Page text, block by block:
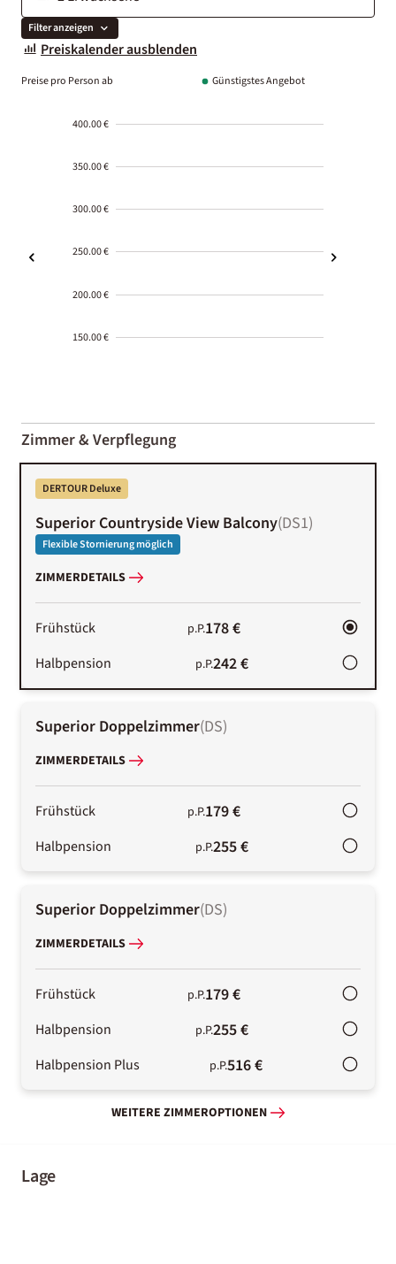
Filter anzeigen
Preiskalender ausblenden
Preise pro Person ab Günstigstes Angebot
400.00 €
350.00 €
300.00 €
250.00 €
200.00 €
150.00 €
01-02
Zimmer & Verpflegung
DERTOUR Deluxe
Superior Countryside View Balcony(DS1)
Flexible Stornierung möglich
ZIMMERDETAILS
Frühstück p.P.178 €
Halbpension p.P.242 €
Superior Doppelzimmer(DS)
ZIMMERDETAILS
Frühstück p.P.179 €
Halbpension p.P.255 €
Superior Doppelzimmer(DS)
ZIMMERDETAILS
Frühstück p.P.179 €
Halbpension p.P.255 €
Halbpension Plus p.P.516 €
WEITERE ZIMMEROPTIONEN
Lage